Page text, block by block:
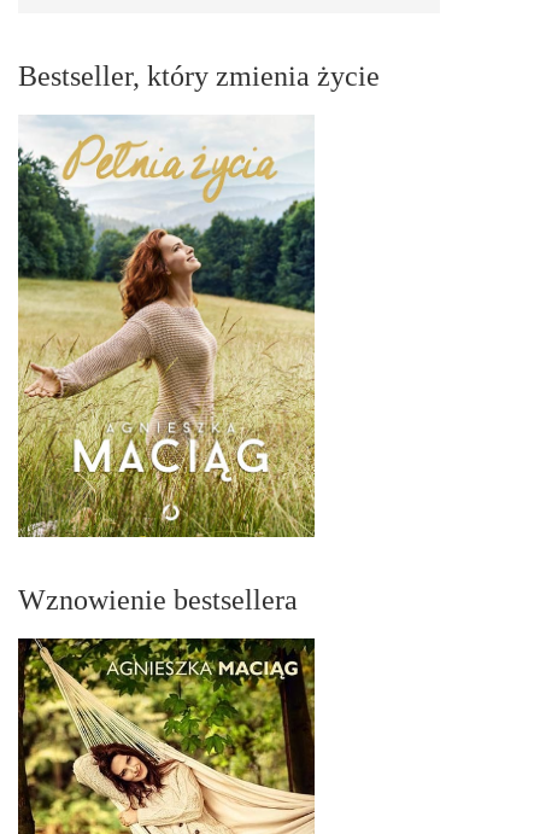
Bestseller, który zmienia życie
Wznowienie bestsellera